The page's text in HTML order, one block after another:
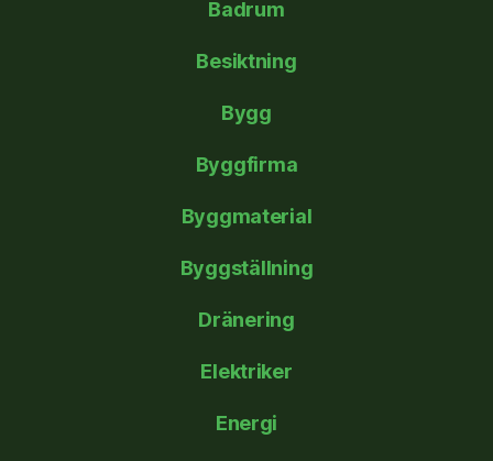
Badrum
Besiktning
Bygg
Byggfirma
Byggmaterial
Byggställning
Dränering
Elektriker
Energi